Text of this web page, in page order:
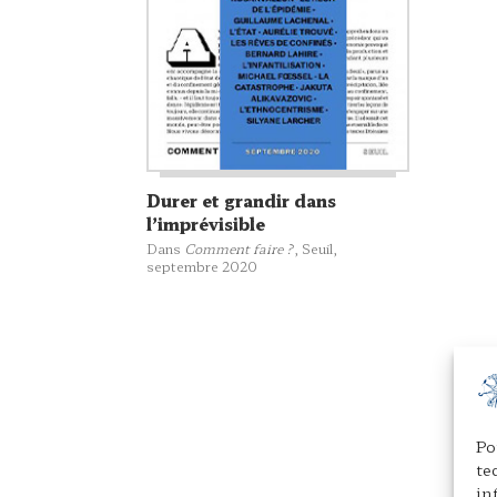
Durer et grandir dans
l’imprévisible
Dans Comment faire ?, Seuil,
septembre 2020